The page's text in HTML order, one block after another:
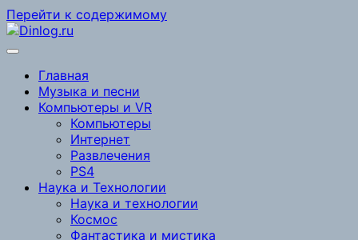
Перейти к содержимому
Главная
Музыка и песни
Компьютеры и VR
Компьютеры
Интернет
Развлечения
PS4
Наука и Технологии
Наука и технологии
Космос
Фантастика и мистика